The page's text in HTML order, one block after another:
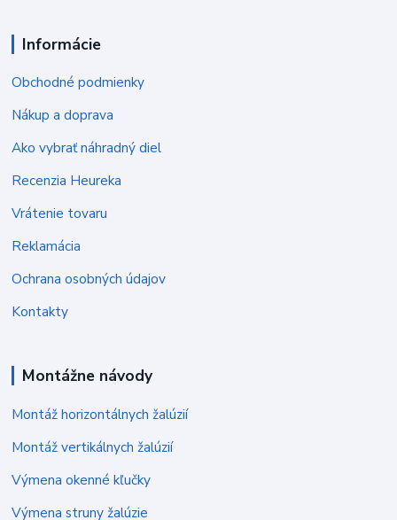
Informácie
Obchodné podmienky
Nákup a doprava
Ako vybrať náhradný diel
Recenzia Heureka
Vrátenie tovaru
Reklamácia
Ochrana osobných údajov
Kontakty
Montážne návody
Montáž horizontálnych žalúzií
Montáž vertikálnych žalúzií
Výmena okenné kľučky
Výmena struny žalúzie